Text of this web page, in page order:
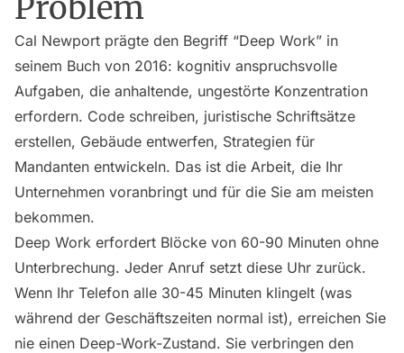
Cal Newport prägte den Begriff “Deep Work” in
seinem Buch von 2016: kognitiv anspruchsvolle
Aufgaben, die anhaltende, ungestörte Konzentration
erfordern. Code schreiben, juristische Schriftsätze
erstellen, Gebäude entwerfen, Strategien für
Mandanten entwickeln. Das ist die Arbeit, die Ihr
Unternehmen voranbringt und für die Sie am meisten
bekommen.
Deep Work erfordert Blöcke von 60-90 Minuten ohne
Unterbrechung. Jeder Anruf setzt diese Uhr zurück.
Wenn Ihr Telefon alle 30-45 Minuten klingelt (was
während der Geschäftszeiten normal ist), erreichen Sie
nie einen Deep-Work-Zustand. Sie verbringen den